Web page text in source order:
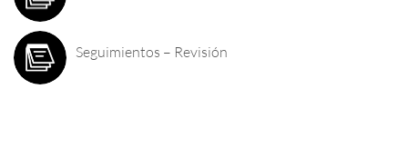
Seguimientos – Revisión